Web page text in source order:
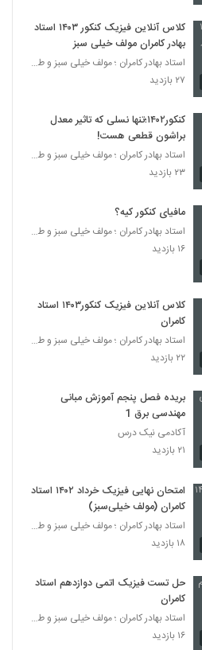
کلاس آنلاین فیزیک کنکور ۱۴۰۳ استاد
بهادر کامران مولف خیلی سبز
استاد بهادر کامران ؛ مولف خیلی سبز و طراح قلم چی
۲۷ بازدید
کنکور۱۴۰۲؛تنها نسلی که تاثیر معدل
براشون قطعی هست!
استاد بهادر کامران ؛ مولف خیلی سبز و طراح قلم چی
۲۳ بازدید
مافیای کنکور کیه؟
استاد بهادر کامران ؛ مولف خیلی سبز و طراح قلم چی
۱۶ بازدید
کلاس آنلاین فیزیک کنکور۱۴۰۳ استاد
کامران
استاد بهادر کامران ؛ مولف خیلی سبز و طراح قلم چی
۲۲ بازدید
بریده فصل پنجم آموزش مبانی
مهندسی برق 1
آکادمی نیک درس
۲۱ بازدید
امتحان نهایی فیزیک خرداد ۱۴۰۲ استاد
کامران (مولف خیلی‌سبز)
استاد بهادر کامران ؛ مولف خیلی سبز و طراح قلم چی
۱۸ بازدید
حل تست فیزیک اتمی دوازدهم استاد
کامران
استاد بهادر کامران ؛ مولف خیلی سبز و طراح قلم چی
۱۶ بازدید